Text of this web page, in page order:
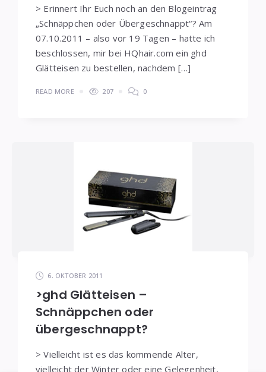
> Erinnert Ihr Euch noch an den Blogeintrag
„Schnäppchen oder Übergeschnappt“? Am
07.10.2011 – also vor 19 Tagen – hatte ich
beschlossen, mir bei HQhair.com ein ghd
Glätteisen zu bestellen, nachdem […]
READ MORE 207 0
6. OKTOBER 2011
>ghd Glätteisen –
Schnäppchen oder
übergeschnappt?
> Vielleicht ist es das kommende Alter,
vielleicht der Winter oder eine Gelegenheit,